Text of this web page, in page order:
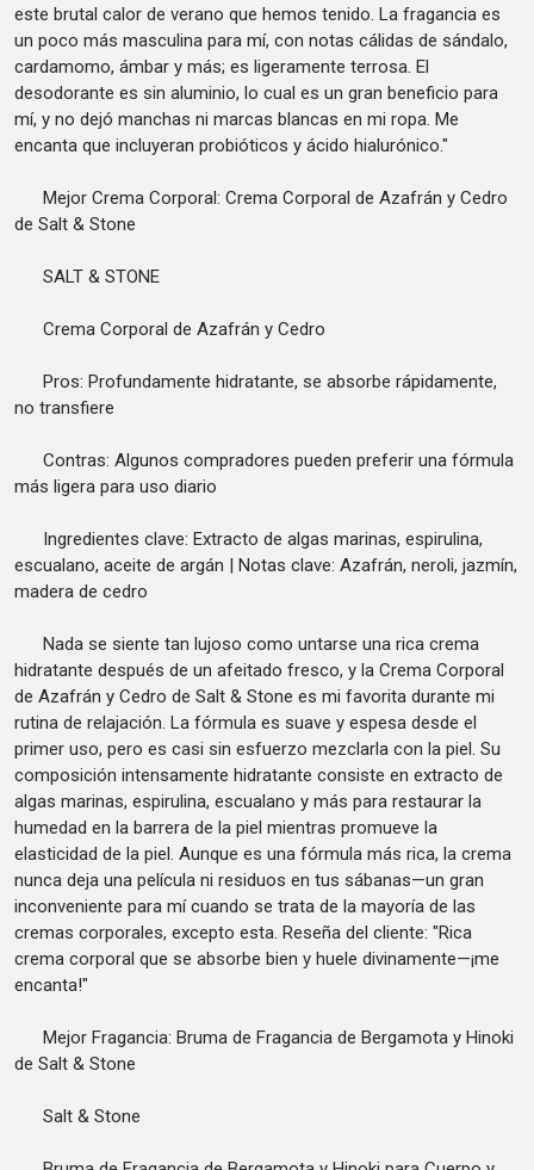
este brutal calor de verano que hemos tenido. La fragancia es
un poco más masculina para mí, con notas cálidas de sándalo,
cardamomo, ámbar y más; es ligeramente terrosa. El
desodorante es sin aluminio, lo cual es un gran beneficio para
mí, y no dejó manchas ni marcas blancas en mi ropa. Me
encanta que incluyeran probióticos y ácido hialurónico."
Mejor Crema Corporal: Crema Corporal de Azafrán y Cedro
de Salt & Stone
SALT & STONE
Crema Corporal de Azafrán y Cedro
Pros: Profundamente hidratante, se absorbe rápidamente,
no transfiere
Contras: Algunos compradores pueden preferir una fórmula
más ligera para uso diario
Ingredientes clave: Extracto de algas marinas, espirulina,
escualano, aceite de argán | Notas clave: Azafrán, neroli, jazmín,
madera de cedro
Nada se siente tan lujoso como untarse una rica crema
hidratante después de un afeitado fresco, y la Crema Corporal
de Azafrán y Cedro de Salt & Stone es mi favorita durante mi
rutina de relajación. La fórmula es suave y espesa desde el
primer uso, pero es casi sin esfuerzo mezclarla con la piel. Su
composición intensamente hidratante consiste en extracto de
algas marinas, espirulina, escualano y más para restaurar la
humedad en la barrera de la piel mientras promueve la
elasticidad de la piel. Aunque es una fórmula más rica, la crema
nunca deja una película ni residuos en tus sábanas—un gran
inconveniente para mí cuando se trata de la mayoría de las
cremas corporales, excepto esta. Reseña del cliente: "Rica
crema corporal que se absorbe bien y huele divinamente—¡me
encanta!"
Mejor Fragancia: Bruma de Fragancia de Bergamota y Hinoki
de Salt & Stone
Salt & Stone